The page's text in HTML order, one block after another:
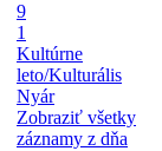
9
1
Kultúrne
leto/Kulturális
Nyár
Zobraziť všetky
záznamy z dňa